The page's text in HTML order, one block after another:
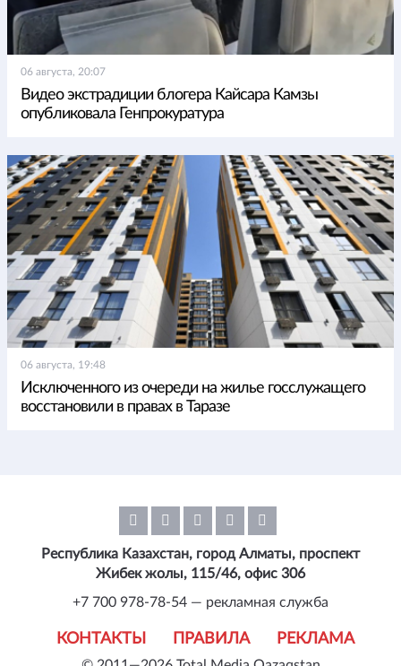
06 августа, 20:07
Видео экстрадиции блогера Кайсара Камзы
опубликовала Генпрокуратура
06 августа, 19:48
Исключенного из очереди на жилье госслужащего
восстановили в правах в Таразе
КОНТАКТЫ ПРАВИЛА РЕКЛАМА
Республика Казахстан, город Алматы, проспект
Жибек жолы, 115/46, офис 306
+7 700 978-78-54 — рекламная служба